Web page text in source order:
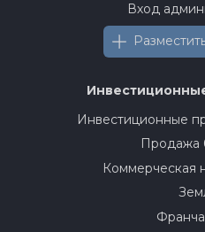
Вход
Инвестиционные
Продажа
Коммерческая